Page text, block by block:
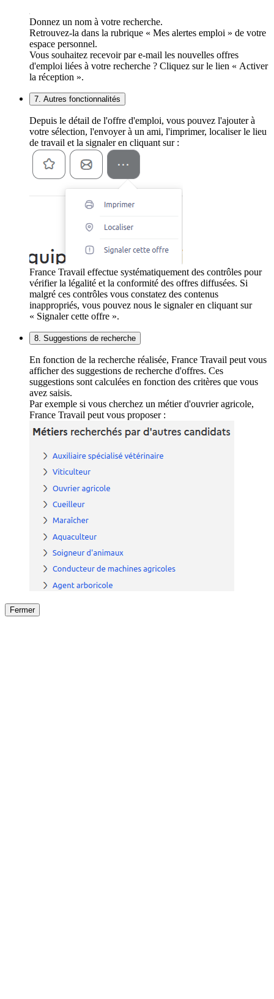
Donnez un nom à votre recherche.
Retrouvez-la dans la rubrique « Mes alertes emploi » de votre
espace personnel.
Vous souhaitez recevoir par e-mail les nouvelles offres
d'emploi liées à votre recherche ? Cliquez sur le lien « Activer
la réception ».
7. Autres fonctionnalités
Depuis le détail de l'offre d'emploi, vous pouvez l'ajouter à
votre sélection, l'envoyer à un ami, l'imprimer, localiser le lieu
de travail et la signaler en cliquant sur :
France Travail effectue systématiquement des contrôles pour
vérifier la légalité et la conformité des offres diffusées. Si
malgré ces contrôles vous constatez des contenus
inappropriés, vous pouvez nous le signaler en cliquant sur
« Signaler cette offre ».
8. Suggestions de recherche
En fonction de la recherche réalisée, France Travail peut vous
afficher des suggestions de recherche d'offres. Ces
suggestions sont calculées en fonction des critères que vous
avez saisis.
Par exemple si vous cherchez un métier d'ouvrier agricole,
France Travail peut vous proposer :
Fermer